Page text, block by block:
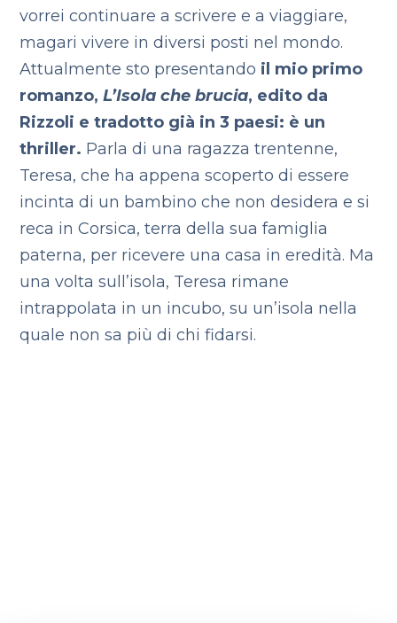
vorrei continuare a scrivere e a viaggiare,
magari vivere in diversi posti nel mondo.
Attualmente sto presentando il mio primo
romanzo,L’Isola che brucia, edito da
Rizzoli e tradotto già in 3 paesi: è un
thriller. Parla di una ragazza trentenne,
Teresa, che ha appena scoperto di essere
incinta di un bambino che non desidera e si
reca in Corsica, terra della sua famiglia
paterna, per ricevere una casa in eredità. Ma
una volta sull’isola, Teresa rimane
intrappolata in un incubo, su un’isola nella
quale non sa più di chi fidarsi.